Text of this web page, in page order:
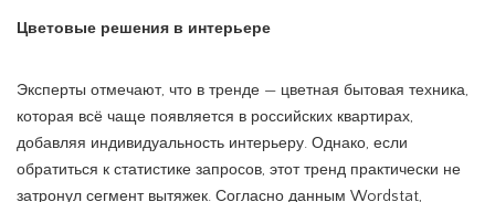
Цветовые решения в интерьере
Эксперты отмечают, что в тренде — цветная бытовая техника,
которая всё чаще появляется в российских квартирах,
добавляя индивидуальность интерьеру. Однако, если
обратиться к статистике запросов, этот тренд практически не
затронул сегмент вытяжек. Согласно данным Wordstat,